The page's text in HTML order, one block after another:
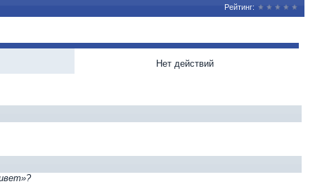
Рейтинг:
Нет действий